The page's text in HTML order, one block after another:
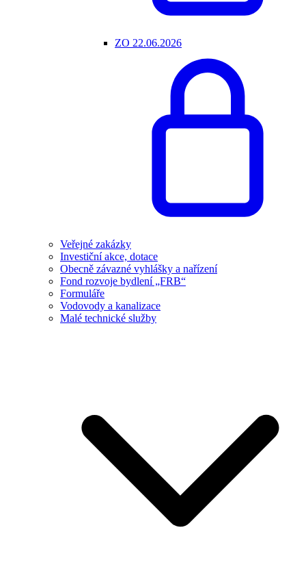
ZO 22.06.2026
Veřejné zakázky
Investiční akce, dotace
Obecně závazné vyhlášky a nařízení
Fond rozvoje bydlení „FRB“
Formuláře
Vodovody a kanalizace
Malé technické služby